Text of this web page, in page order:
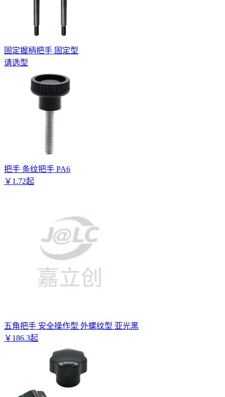
固定握柄把手 固定型
请选型
把手 条纹把手 PA6
￥ 1 .72起
五角把手 安全操作型 外螺纹型 亚光黑
￥ 186.3起